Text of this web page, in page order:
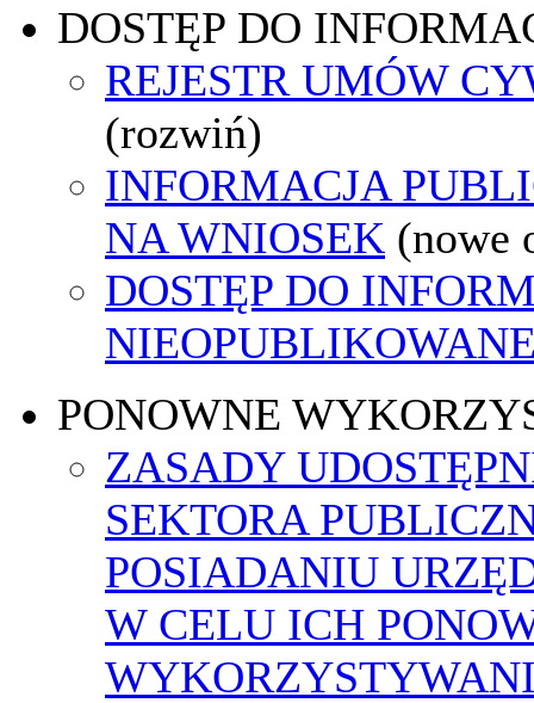
DOSTĘP DO
REJESTR UMÓW
(rozwiń)
INFORMACJA
NA WNIOSEK (nowe
DOSTĘP DO
PONOWNE
ZASADY
SEKTORA
POSIADANIU
W CELU ICH